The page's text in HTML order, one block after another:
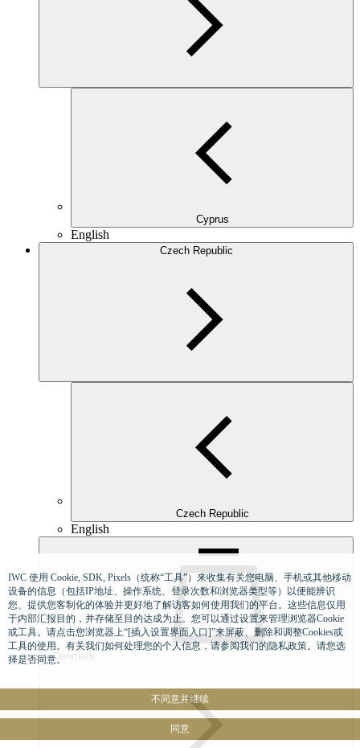
Cyprus
English
Czech Republic
Czech Republic
English
Denmark
IWC 使用 Cookie, SDK, Pixels（统称“工具”）来收集有关您电脑、手机或其他移动
设备的信息（包括IP地址、操作系统、登录次数和浏览器类型等）以便能辨识
您、提供您客制化的体验并更好地了解访客如何使用我们的平台。这些信息仅用
于内部汇报目的，并存储至目的达成为止。您可以通过设置来管理浏览器Cookie
或工具。请点击您浏览器上“[插入设置界面入口]”来屏蔽、删除和调整Cookies或
工具的使用。有关我们如何处理您的个人信息，请参阅我们的隐私政策。请您选
择是否同意。
不同意并继续
同意